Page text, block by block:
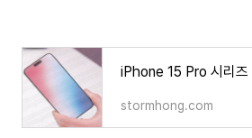
stormhong.com